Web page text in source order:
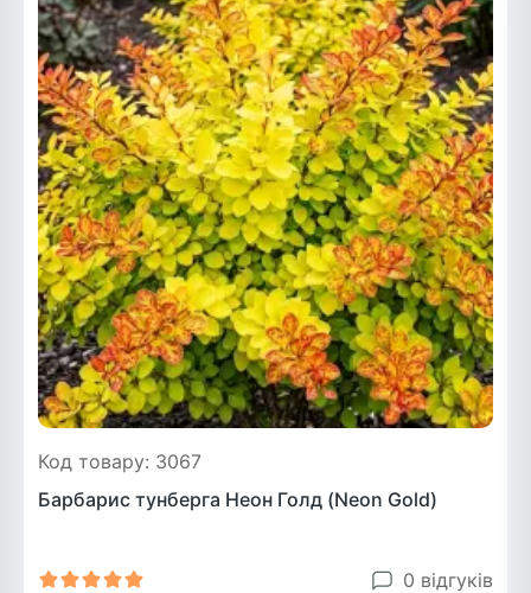
Код товару: 3067
Барбарис тунберга Неон Голд (Neon Gold)
0 відгуків